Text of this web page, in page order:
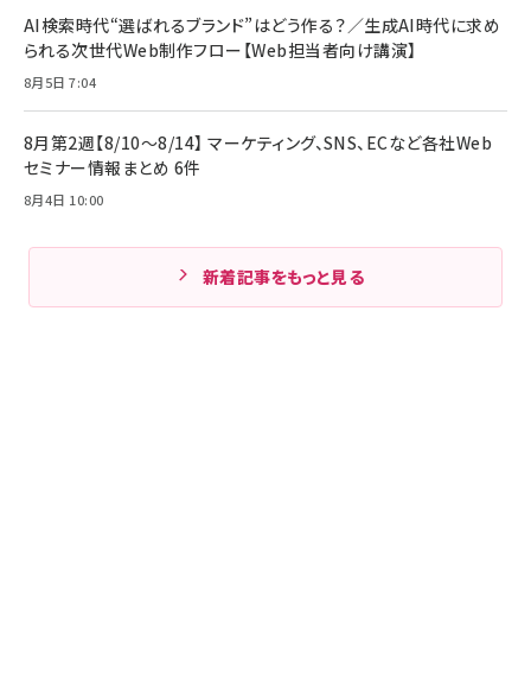
AI検索時代“選ばれるブランド”はどう作る？／生成AI時代に求め
られる次世代Web制作フロー【Web担当者向け講演】
8月5日 7:04
8月第2週【8/10～8/14】 マーケティング、SNS、ECなど各社Web
セミナー情報まとめ 6件
8月4日 10:00
新着記事をもっと見る